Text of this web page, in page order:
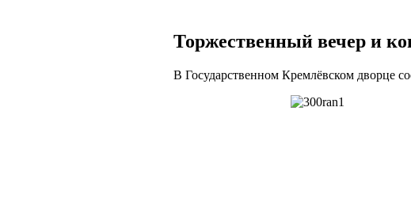
Торжественный вечер и
В Государственном Кремлёвском дворце